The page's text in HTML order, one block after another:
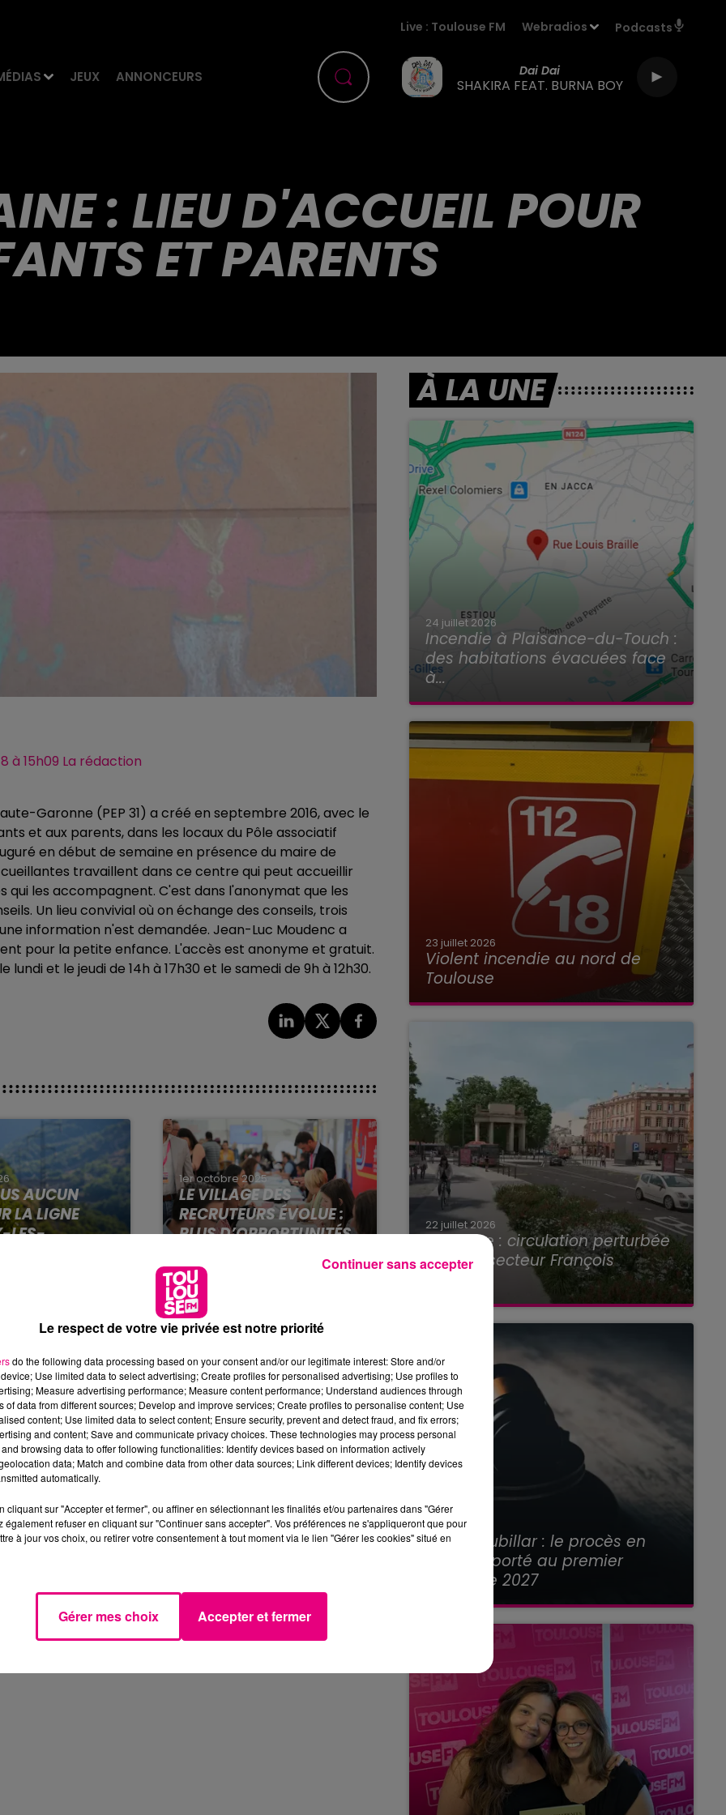
JEUX ANNONCEURS
Live : Toulouse FM Webradios Podcasts
Dai Dai
SHAKIRA FEAT. BURNA BOY
: LIEU D'ACCUEIL POUR
ET PARENTS
à 15h09 La rédaction
Garonne (PEP 31) a créé en septembre 2016, avec le
et aux parents, dans les locaux du Pôle associatif
en début de semaine en présence du maire de
travaillent dans ce centre qui peut accueillir
qui les accompagnent. C'est dans l'anonymat que les
Un lieu convivial où on échange des conseils, trois
information n'est demandée. Jean-Luc Moudenc a
pour la petite enfance. L'accès est anonyme et gratuit.
et le jeudi de 14h à 17h30 et le samedi de 9h à 12h30.
AUCUN
LA LIGNE
LES-
(Ariège) ne
Réseau...
1er octobre 2025
LE VILLAGE DES
RECRUTEURS ÉVOLUE :
PLUS D’OPPORTUNITÉS
Vous êtes en recherche
d’emploi ou en reconversion
? Vous connaissez peut-
être déjà Le Village des
prochaine édition se
déroulera les 8 et...
ET
CADEAUX
TOULOUSE...
mai
29 janvier 2025
INTÉGRATEUR FLOOR
(H/F)
Adecco Recrute
Floor (H/F) sur Colomiers
(31)
À LA UNE
24 juillet 2026
Incendie à Plaisance-du-Touch :
des habitations évacuées face
à...
23 juillet 2026
Violent incendie au nord de
Toulouse
22 juillet 2026
Toulouse : circulation perturbée
dans le secteur François
21 juillet 2026
Affaire Jubillar : le procès en
appel reporté au premier
semestre 2027
Le respect de votre vie privée est notre priorité
do the following data processing based on your consent and/or our legitimate interest: Store and/or
Use limited data to select advertising; Create profiles for personalised advertising; Use profiles to
Measure advertising performance; Measure content performance; Understand audiences through
of data from different sources; Develop and improve services; Create profiles to personalise content; Use
content; Use limited data to select content; Ensure security, prevent and detect fraud, and fix errors;
and content; Save and communicate privacy choices. These technologies may process personal
browsing data to offer following functionalities: Identify devices based on information actively
data; Match and combine data from other data sources; Link different devices; Identify devices
automatically.
cliquant sur "Accepter et fermer", ou affiner en sélectionnant les finalités et/ou partenaires dans "Gérer
également refuser en cliquant sur "Continuer sans accepter". Vos préférences ne s'appliqueront que pour
à jour vos choix, ou retirer votre consentement à tout moment via le lien "Gérer les cookies" situé en
Gérer mes choix Accepter et fermer
Continuer sans accepter